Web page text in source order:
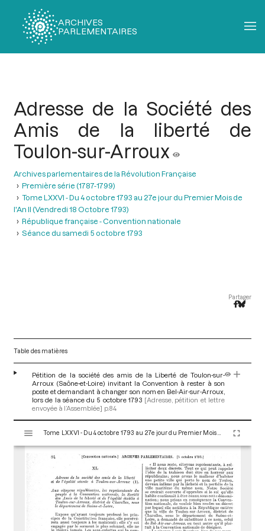
ARCHIVES
PARLEMENTAIRES
Adresse de la Société des
Amis de la liberté de
Toulon-sur-Arroux
Archives parlementaires de la Révolution Française
Première série (1787-1799)
Tome LXXVI - Du 4 octobre 1793 au 27e jour du Premier Mois de
l'An II (Vendredi 18 Octobre 1793)
République française - Convention nationale
Séance du samedi 5 octobre 1793
Partager
Table des matières
Pétition de la société des amis de la Liberté de Toulon-sur-
Arroux (Saône-et-Loire) invitant la Convention à rester à son
poste et demandant à changer son nom en Bel-Air-sur-Arroux,
lors de la séance du 5 octobre 1793 [Adresse, pétition et lettre
envoyée à l’Assemblée] p.84
s